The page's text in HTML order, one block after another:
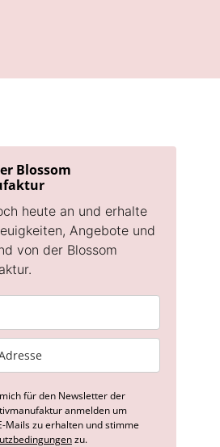
Blossom
heute an und erhalte
Angebote und
von der Blossom
für den Newsletter der
anmelden um
Mails zu erhalten und stimme
zu.